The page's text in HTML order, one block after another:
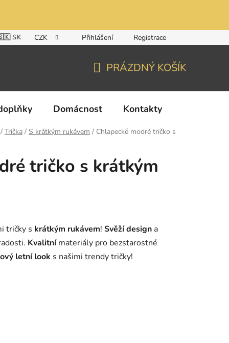
SK CZK Přihlášení Registrace
KOŠÍK
PRÁZDNÝ KOŠÍK
Domácnost Kontakty
/ Trička / S krátkým rukávem / Chlapecké modré tričko s
tričko s krátkým
tričky s krátkým rukávem! Svěží design a
Kvalitnímateriály pro bezstarostné
letní look s našimi trendy tričky!